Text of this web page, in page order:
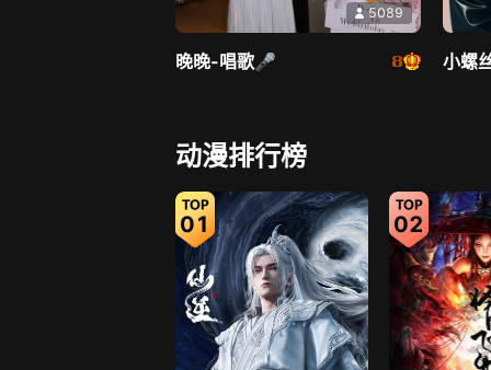
5089
晚晚-唱歌🎤 小螺
5371
动漫排行榜
01 02